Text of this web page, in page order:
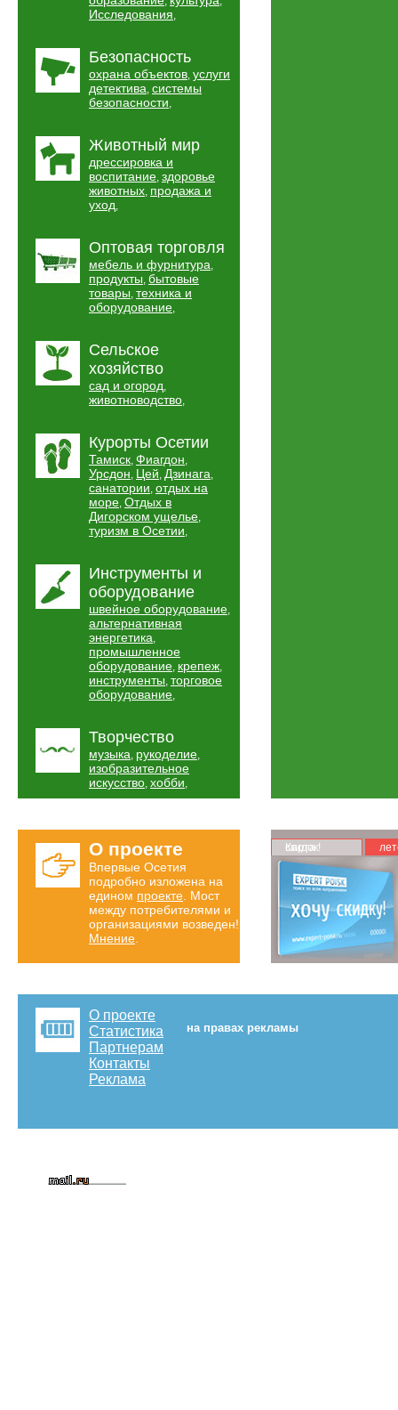
Исследования,
Безопасность
охрана объектов, услуги
детектива, системы
безопасности,
Животный мир
дрессировка и
воспитание, здоровье
животных, продажа и
уход,
Оптовая торговля
мебель и фурнитура,
продукты, бытовые
товары, техника и
оборудование,
Сельское
хозяйство
сад и огород,
животноводство,
Курорты Осетии
Тамиск, Фиагдон,
Урсдон, Цей, Дзинага,
санатории, отдых на
море, Отдых в
Дигорском ущелье,
туризм в Осетии,
Инструменты и
оборудование
швейное оборудование,
альтернативная
энергетика,
промышленное
оборудование, крепеж,
инструменты, торговое
оборудование,
Творчество
музыка, рукоделие,
изобразительное
искусство, хобби,
О проекте
Впервые Осетия
подробно изложена на
едином проекте . Мост
между потребителями и
организациями возведен!
Мнение
Карта скидок!
О проекте
Статистика
Партнерам
Контакты
Реклама
на правах рекламы